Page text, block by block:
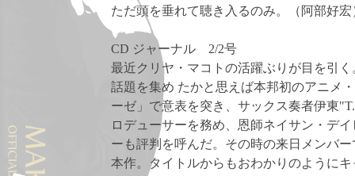
ただ頭を垂れて聴き入るのみ。（阿部好宏
CD ジャーナル 2/2号
最近クリヤ・マコトの活躍ぶりが目を引
話題を集め たかと思えば本邦初のアニメ
ーゼ」で意表を突き、サックス奏者伊東
ロデューサーを務め、恩師ネイサン・デ
ーも評判を呼んだ。その時の来日メンバ
本作。タイトルからもおわかりのように